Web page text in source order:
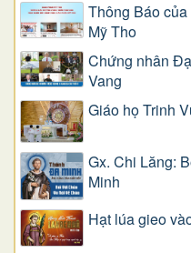
Thông Báo
Mỹ Tho
Chứng nhân
Vang
Giáo họ Trinh
Gx. Chi Lăng:
Minh
Hạt lúa gieo